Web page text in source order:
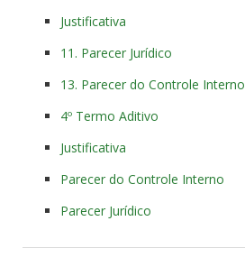
Justificativa
11. Parecer Jurídico
13. Parecer do Controle Interno
4º Termo Aditivo
Justificativa
Parecer do Controle Interno
Parecer Jurídico